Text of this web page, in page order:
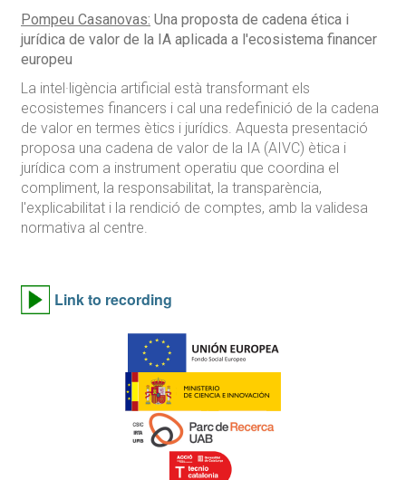
Pompeu Casanovas: Una proposta de cadena ética i
jurídica de valor de la IA aplicada a l'ecosistema financer
europeu
La intel·ligència artificial està transformant els
ecosistemes financers i cal ​​una redefinició de la cadena
de valor en termes ètics i jurídics. Aquesta presentació
proposa una cadena de valor de la IA (AIVC) ètica i
jurídica com a instrument operatiu que coordina el
compliment, la responsabilitat, la transparència,
l'explicabilitat i la rendició de comptes, amb la validesa
normativa al centre.
Link to recording